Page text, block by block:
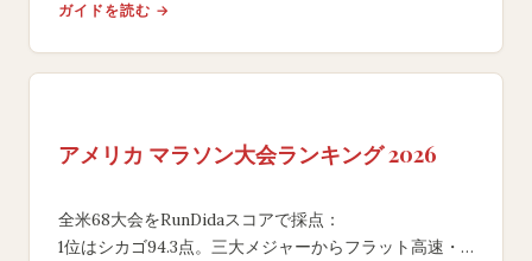
旅行のしやすさを徹底比較するガイド。
ガイドを読む →
アメリカ マラソン大会ランキング 2026
全米68大会をRunDidaスコアで採点：
1位はシカゴ94.3点。三大メジャーからフラット高速・